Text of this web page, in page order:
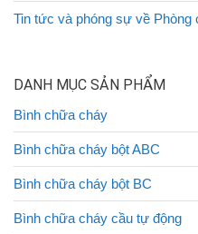
Tin tức và phóng sự về Phòng
DANH MỤC SẢN PHẨM
Bình chữa cháy
Bình chữa cháy bột ABC
Bình chữa cháy bột BC
Bình chữa cháy cầu tự động